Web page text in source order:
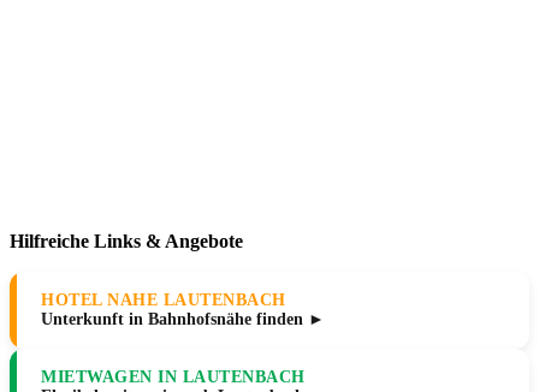
Hilfreiche Links & Angebote
HOTEL NAHE LAUTENBACH
Unterkunft in Bahnhofsnähe finden ►
MIETWAGEN IN LAUTENBACH